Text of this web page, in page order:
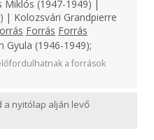
Miklós (1947-1949) |
| Kolozsvári Grandpierre
Forrás Forrás
Gyula (1946-1949);
a források
a nyitólap alján levő